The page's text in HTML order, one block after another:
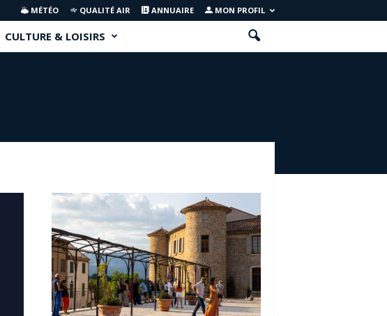
MÉTÉO QUALITÉ AIR ANNUAIRE MON PROFIL
CULTURE & LOISIRS